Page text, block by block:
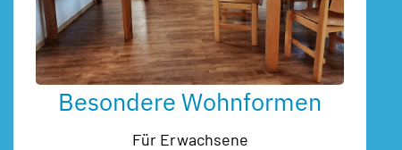
Besondere Wohnformen
Für Erwachsene